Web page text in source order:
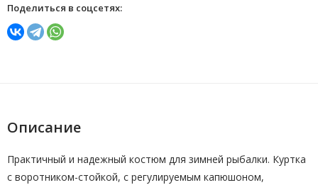
Поделиться в соцсетях:
Описание
Практичный и надежный костюм для зимней рыбалки. Куртка
с воротником-стойкой, с регулируемым капюшоном,